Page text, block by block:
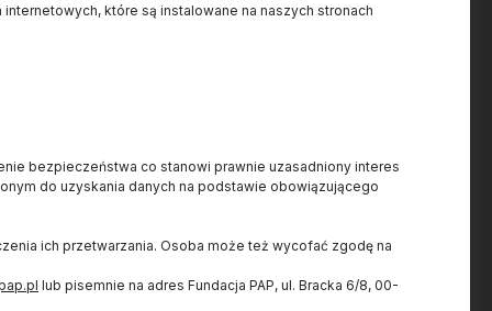
które są instalowane na naszych stronach
bezpieczeństwa co stanowi prawnie uzasadniony interes
do uzyskania danych na podstawie obowiązującego
ich przetwarzania. Osoba może też wycofać zgodę na
lub pisemnie na adres Fundacja PAP, ul. Bracka 6/8, 00-
środków budżetu państwa,
przyznanych przez Ministra
Społeczna Odpowiedzialność
Nauki II.